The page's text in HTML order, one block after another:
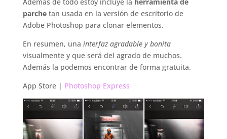
parchetan usada en la versión de escritorio de
Adobe Photoshop para clonar elementos.
En resumen, una interfaz agradable y bonita
visualmente y que será del agrado de muchos.
Además la podemos encontrar de forma gratuita.
App Store | Photoshop Express